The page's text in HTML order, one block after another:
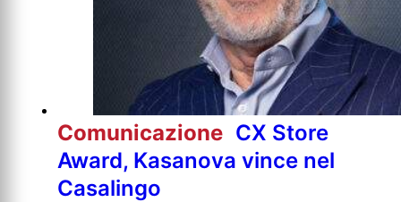
Comunicazione CX Store
Award, Kasanova vince nel
Casalingo